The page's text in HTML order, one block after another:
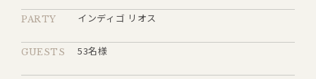
PARTY インディゴ リオス
GUESTS 53名様